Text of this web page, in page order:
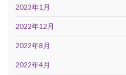
2023年1月
2022年12月
2022年8月
2022年4月